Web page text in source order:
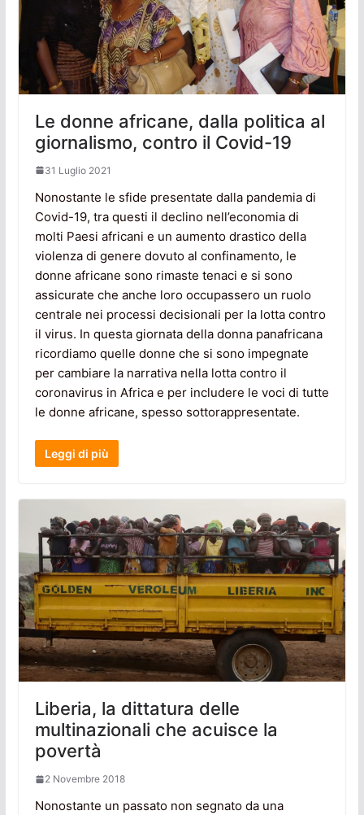
Le donne africane, dalla politica al
giornalismo, contro il Covid-19
31 Luglio 2021
Nonostante le sfide presentate dalla pandemia di
Covid-19, tra questi il declino nell’economia di
molti Paesi africani e un aumento drastico della
violenza di genere dovuto al confinamento, le
donne africane sono rimaste tenaci e si sono
assicurate che anche loro occupassero un ruolo
centrale nei processi decisionali per la lotta contro
il virus. In questa giornata della donna panafricana
ricordiamo quelle donne che si sono impegnate
per cambiare la narrativa nella lotta contro il
coronavirus in Africa e per includere le voci di tutte
le donne africane, spesso sottorappresentate.
Leggi di più
Liberia, la dittatura delle
multinazionali che acuisce la
povertà
2 Novembre 2018
Nonostante un passato non segnato da una